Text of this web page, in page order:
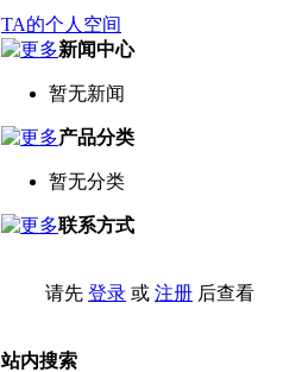
TA的个人空间
新闻中心
暂无新闻
产品分类
暂无分类
联系方式
请先 登录 或 注册 后查看
站内搜索